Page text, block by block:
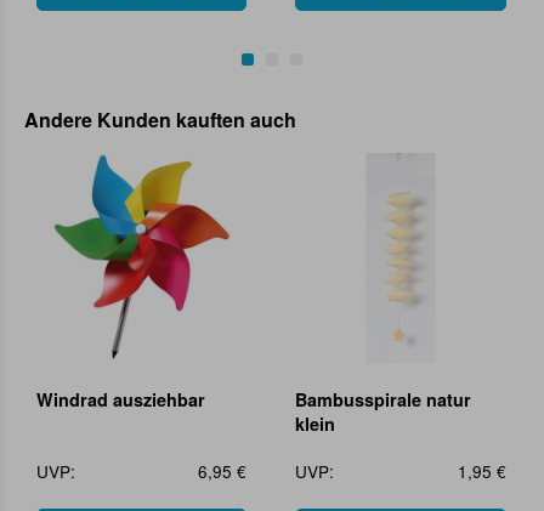
Andere Kunden kauften auch
Windrad ausziehbar
UVP: 6,95 €
Bambusspirale natur
klein
UVP:
1,95 €